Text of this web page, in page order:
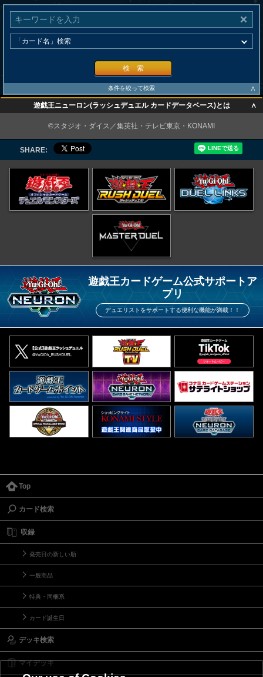
検 索
条件を絞って検索 ∧
遊戯王ニューロン(ラッシュデュエル カードデータベース)とは ∧
©スタジオ・ダイス／集英社・テレビ東京・KONAMI
SHARE:
遊戯王カードゲーム公式サポートア
プリ
デュエリストをサポートする便利な機能が満載！！
Top
カード検索
収録
発売日の新しい順
一般商品
特典・同梱系
カード誕生日
デッキ検索
マイデッキ